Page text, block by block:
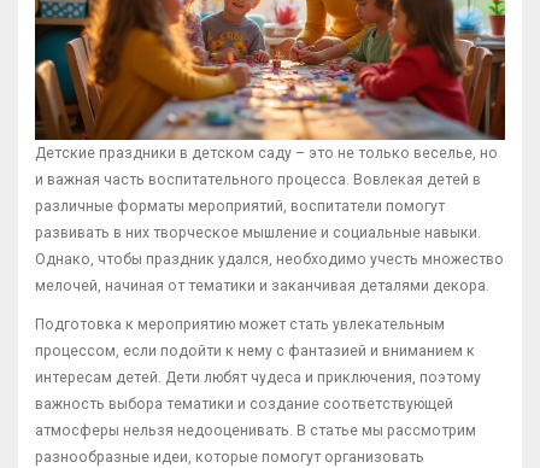
Детские праздники в детском саду – это не только веселье, но
и важная часть воспитательного процесса. Вовлекая детей в
различные форматы мероприятий, воспитатели помогут
развивать в них творческое мышление и социальные навыки.
Однако, чтобы праздник удался, необходимо учесть множество
мелочей, начиная от тематики и заканчивая деталями декора.
Подготовка к мероприятию может стать увлекательным
процессом, если подойти к нему с фантазией и вниманием к
интересам детей. Дети любят чудеса и приключения, поэтому
важность выбора тематики и создание соответствующей
атмосферы нельзя недооценивать. В статье мы рассмотрим
разнообразные идеи, которые помогут организовать